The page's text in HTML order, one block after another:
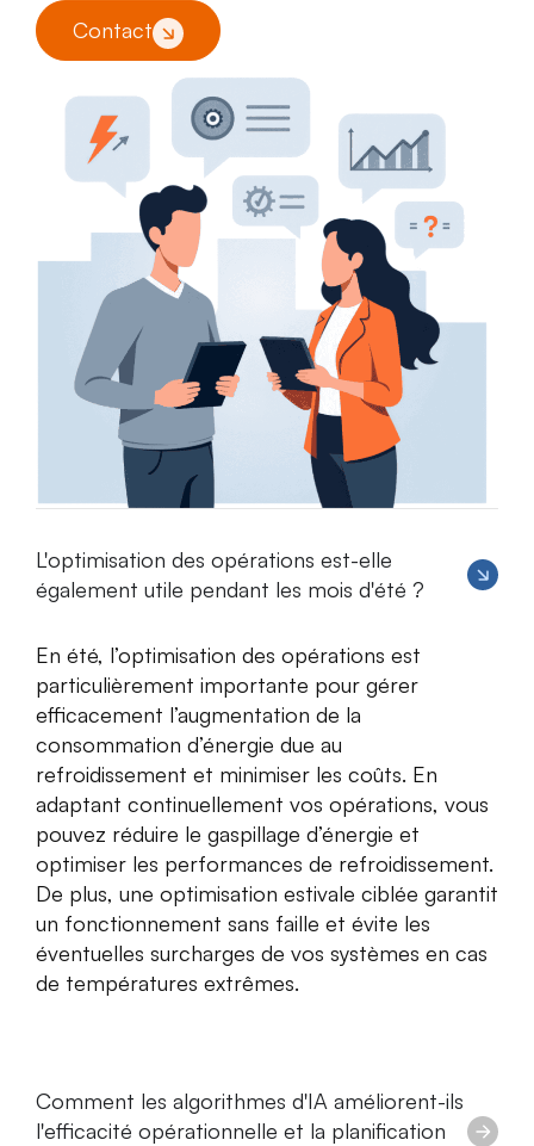
Contact
L'optimisation des opérations est-elle
également utile pendant les mois d'été ?
En été, l’optimisation des opérations est
particulièrement importante pour gérer
efficacement l’augmentation de la
consommation d’énergie due au
refroidissement et minimiser les coûts. En
adaptant continuellement vos opérations, vous
pouvez réduire le gaspillage d’énergie et
optimiser les performances de refroidissement.
De plus, une optimisation estivale ciblée garantit
un fonctionnement sans faille et évite les
éventuelles surcharges de vos systèmes en cas
de températures extrêmes.
Comment les algorithmes d'IA améliorent-ils
l'efficacité opérationnelle et la planification